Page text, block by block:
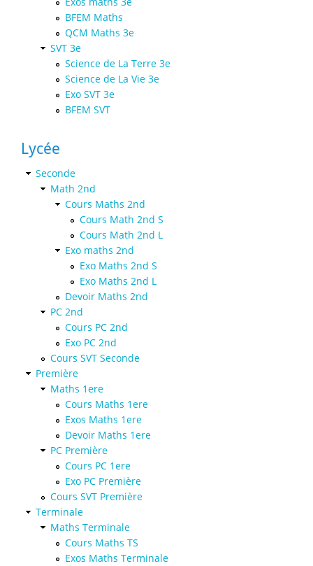
BFEM Maths
QCM Maths 3e
SVT 3e
Science de La Terre 3e
Science de La Vie 3e
Exo SVT 3e
BFEM SVT
Lycée
Seconde
Math 2nd
Cours Maths 2nd
Cours Math 2nd S
Cours Math 2nd L
Exo maths 2nd
Exo Maths 2nd S
Exo Maths 2nd L
Devoir Maths 2nd
PC 2nd
Cours PC 2nd
Exo PC 2nd
Cours SVT Seconde
Première
Maths 1ere
Cours Maths 1ere
Exos Maths 1ere
Devoir Maths 1ere
PC Première
Cours PC 1ere
Exo PC Première
Cours SVT Première
Terminale
Maths Terminale
Cours Maths TS
Exos Maths Terminale